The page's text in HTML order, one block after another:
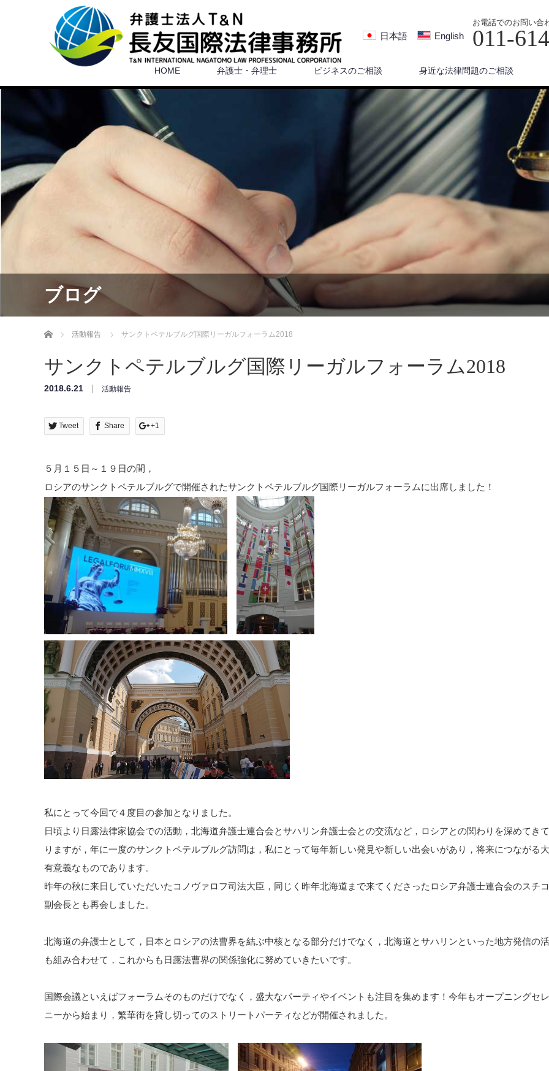
日本語 English
お電話でのお問い合
011-
HOME 弁護士・弁理士 ビジネスのご相談 身近な法律問題のご相談
ブログ
ホーム 活動報告 サンクトペテルブルグ国際リーガルフォーラム2018
サンクトペテルブルグ国際リーガルフォーラム2018
2018.6.21 活動報告
Tweet Share +1
５月１５日～１９日の間，
ロシアのサンクトペテルブルグで開催されたサンクトペテルブルグ国際リーガルフォーラムに出席しました！
私にとって今回で４度目の参加となりました。
日頃より日露法律家協会での活動，北海道弁護士連合会とサハリン弁護士会との交流など，ロシアとの関わりを深めてき
りますが，年に一度のサンクトペテルブルグ訪問は，私にとって毎年新しい発見や新しい出会いがあり，将来につながる
有意義なものであります。
昨年の秋に来日していただいたコノヴァロフ司法大臣，同じく昨年北海道まで来てくださったロシア弁護士連合会のスチ
副会長とも再会しました。
北海道の弁護士として，日本とロシアの法曹界を結ぶ中核となる部分だけでなく，北海道とサハリンといった地方発信の
も組み合わせて，これからも日露法曹界の関係強化に努めていきたいです。
国際会議といえばフォーラムそのものだけでなく，盛大なパーティやイベントも注目を集めます！今年もオープニングセ
ニーから始まり，繁華街を貸し切ってのストリートパーティなどが開催されました。